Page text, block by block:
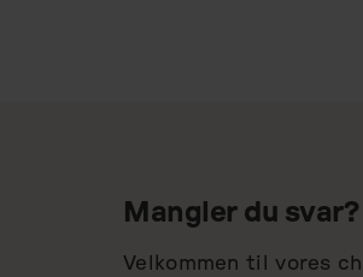
Mangler du svar?
Velkommen til vores